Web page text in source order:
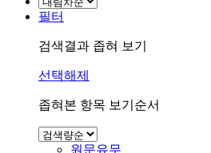
필터
검색결과 좁혀 보기
선택해제
좁혀본 항목 보기순서
원문유무